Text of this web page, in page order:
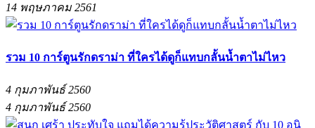
14 พฤษภาคม 2561
รวม 10 การ์ตูนรักดราม่า ที่ใครได้ดูก็แทบกลั้นน้ำตาไม่ไหว
4 กุมภาพันธ์ 2560
4 กุมภาพันธ์ 2560